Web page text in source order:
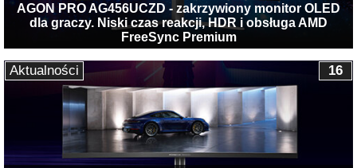
AGON PRO AG456UCZD - zakrzywiony monitor OLED
dla graczy. Niski czas reakcji, HDR i obsługa AMD
FreeSync Premium
16
Aktualności